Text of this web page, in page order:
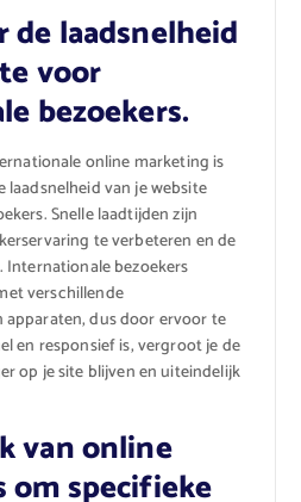
de laadsnelheid
voor
bezoekers.
online marketing is
van je website
Snelle laadtijden zijn
te verbeteren en de
bezoekers
verschillende
dus door ervoor te
en responsief is, vergroot je de
op je site blijven en uiteindelijk
van online
specifieke